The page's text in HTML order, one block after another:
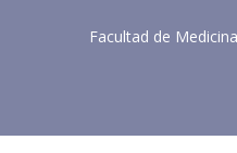
Facultad de